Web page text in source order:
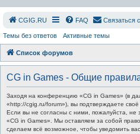
СGIG.RU FAQ Связаться
Темы без ответов Активные темы
Список форумов
CG in Games - Общие
Заходя на конференцию «CG in Games» (в
«http://cgig.ru/forum»), вы подтверждаете
Если вы не согласны с ними, пожалуйста, не
«CG in Games». Мы оставляем за собой
сделаем всё возможное, чтобы уведомить